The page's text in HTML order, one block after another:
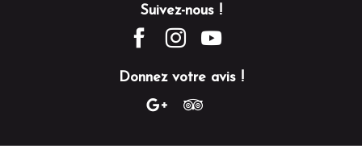
Suivez-nous !
Donnez votre avis !